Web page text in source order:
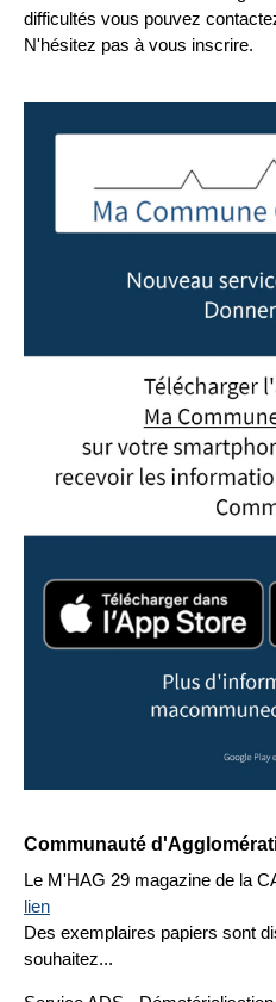
difficultés vous pouvez
N'hésitez pas à vous inscrire.
Communauté
Le M'HAG 29 magazine de la
lien
Des exemplaires papiers sont
souhaitez...